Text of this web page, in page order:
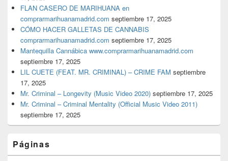
FLAN CASERO DE MARIHUANA en
comprarmarihuanamadrid.com septiembre 17, 2025
CÓMO HACER GALLETAS DE CANNABIS
comprarmarihuanamadrid.com septiembre 17, 2025
Mantequilla Cannábica www.comprarmarihuanamadrid.com
septiembre 17, 2025
LIL CUETE (FEAT. MR. CRIMINAL) – CRIME FAM septiembre
17, 2025
Mr. Criminal – Longevity (Music Video 2020) septiembre 17, 2025
Mr. Criminal – Criminal Mentality (Official Music Video 2011)
septiembre 17, 2025
Páginas